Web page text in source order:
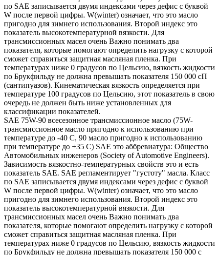
по SAE записывается двумя индексами через дефис с буквой
W после первой цифры. W(winter) означает, что это масло
пригодно для зимнего использования. Второй индекс это
показатель высокотемпературной вязкости. Для
трансмиссионных масел очень Важно понимать два
показателя, которые помогают определить нагрузку с которой
сможет справиться защитная масляная пленка. При
температурах ниже 0 градусов по Цельсию, вязкость жидкости
по Брукфильду не должна превышать показателя 150 000 сП
(сантипуазов). Кинематическая вязкость определяется при
температуре 100 градусов по Цельсию, этот показатель в свою
очередь не должен быть ниже установленных для
классификации показателей.
SAE 75W-90 всесезонное трансмиссионное масло (75W-
трансмиссионное масло пригодно к использованию при
температуре до -40 С, 90 масло пригодно к использованию
при температуре до +35 С) SAE это аббревиатура: Общество
Автомобильных инженеров (Society of Automotive Engineers).
Зависимость вязкостно-температурных свойств это и есть
показатель SAE. SAE регламентирует "густоту" масла. Класс
по SAE записывается двумя индексами через дефис с буквой
W после первой цифры. W(winter) означает, что это масло
пригодно для зимнего использования. Второй индекс это
показатель высокотемпературной вязкости. Для
трансмиссионных масел очень Важно понимать два
показателя, которые помогают определить нагрузку с которой
сможет справиться защитная масляная пленка. При
температурах ниже 0 градусов по Цельсию, вязкость жидкости
по Брукфильду не должна превышать показателя 150 000 с